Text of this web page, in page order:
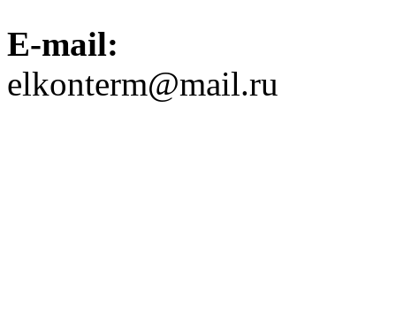
E-mail:
elkonterm@mail.ru